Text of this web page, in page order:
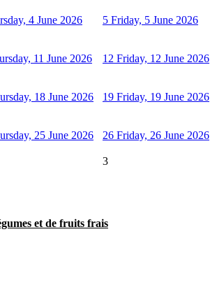
4 June 2026 5 Friday, 5 June 2026
11 June 2026 12 Friday, 12 June 2026
18 June 2026 19 Friday, 19 June 2026
25 June 2026 26 Friday, 26 June 2026
3
et de fruits frais